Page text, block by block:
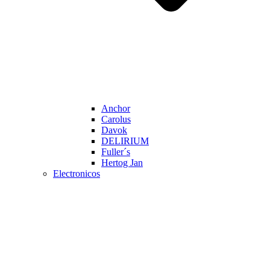
Anchor
Carolus
Davok
DELIRIUM
Fuller´s
Hertog Jan
Electronicos